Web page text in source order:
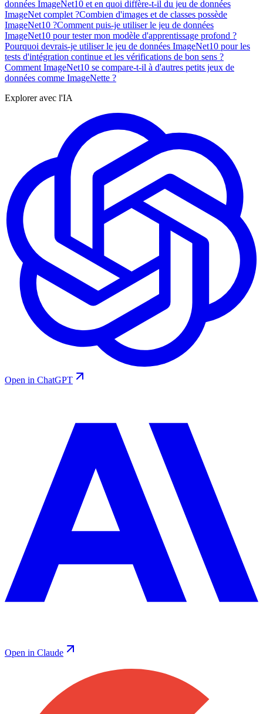
données ImageNet10 et en quoi diffère-t-il du jeu de données
ImageNet complet ?Combien d'images et de classes possède
ImageNet10 ?Comment puis-je utiliser le jeu de données
ImageNet10 pour tester mon modèle d'apprentissage profond ?
Pourquoi devrais-je utiliser le jeu de données ImageNet10 pour les
tests d'intégration continue et les vérifications de bon sens ?
Comment ImageNet10 se compare-t-il à d'autres petits jeux de
données comme ImageNette ?
Explorer avec l'IA
Open in ChatGPT
Open in Claude